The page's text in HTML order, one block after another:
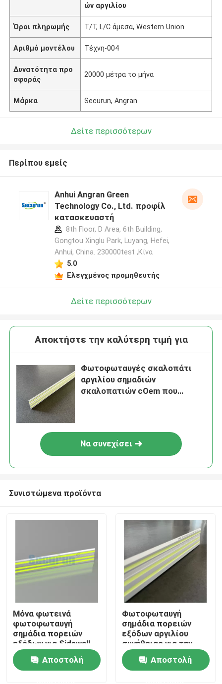
Αρχική Σελίδα
Προϊόντα
ών αργιλίου
Όροι πληρωμής T/T, L/C άμεσα, Western Union
Αριθμό μοντέλου Τέχνη-004
Δυνατότητα προ
σφοράς
20000 μέτρα το μήνα
Μάρκα Securun, Angran
Δείτε περισσότερων
Περίπου εμείς
Anhui Angran Green
Technology Co., Ltd. προφίλ
κατασκευαστή
8th Floor, D Area, 6th Building,
Gongtou Xinglu Park, Luyang, Hefei,
Anhui, China. 230000test ,Κίνα
5.0
Ελεγχμένος προμηθευτής
Δείτε περισσότερων
Αποκτήστε την καλύτερη τιμή για
Φωτοφωταυγές σκαλοπάτι
αργιλίου σημαδιών
σκαλοπατιών cOem που
Να συνεχίσει
Συνιστώμενα προϊόντα
Μόνα φωτεινά
φωτοφωταυγή
σημάδια πορειών
εξόδων για Sidewall
εξόδου νοσοκομείων
τον οδηγόΑποστολή
Φωτοφωταυγή
σημάδια πορειών
εξόδων αργιλίου
συνήθειας για την
έξοδο
Αποστολή